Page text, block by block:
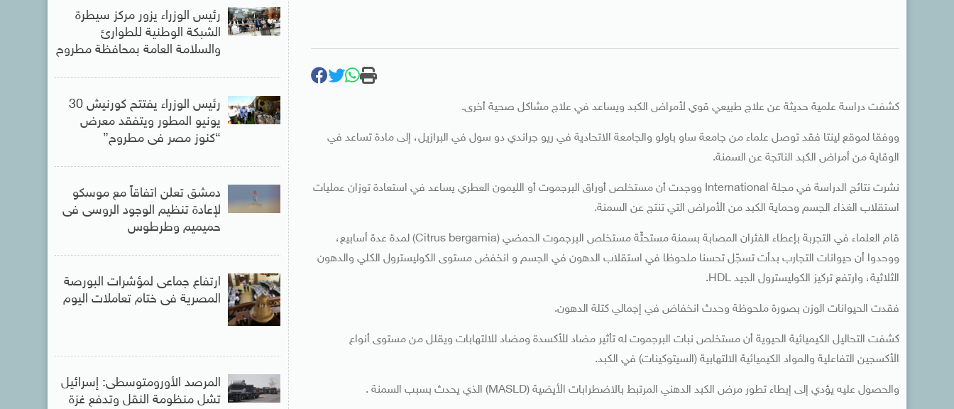
كشفت دراسة علمية حديثة عن علاج طبيعي قوي لأمراض الكبد ويساعد في علاج مشاكل صحية أخرى.
ووفقا لموقع لينتا فقد توصل علماء من جامعة ساو باولو والجامعة الاتحادية في ريو جراندي دو سول في البرازيل، إلى مادة تساعد في
الوقاية من أمراض الكبد الناتجة عن السمنة.
نشرت نتائج الدراسة في مجلة International ووجدت أن مستخلص أوراق البرجموت أو الليمون العطري يساعد في استعادة توزان عمليات
استقلاب الغذاء الجسم وحماية الكبد من الأمراض التي تنتج عن السمنة.
قام العلماء في التجربة بإعطاء الفئران المصابة بسمنة مستحثّة مستخلص البرجموت الحمضي (Citrus bergamia) لمدة عدة أسابيع،
ووحدوا أن حيوانات التجارب بدأت تسجّل تحسنا ملحوظا في استقلاب الدهون في الجسم و انخفض مستوى الكوليسترول الكلي والدهون
الثلاثية، وارتفع تركيز الكوليسترول الجيد HDL.
فقدت الحيوانات الوزن بصورة ملحوظة وحدث انخفاض في إجمالي كتلة الدهون.
كشفت التحاليل الكيميائية الحيوية أن مستخلص نبات البرجموت له تأثير مضاد للأكسدة ومضاد للالتهابات ويقلل من مستوى أنواع
الأكسجين التفاعلية والمواد الكيميائية الالتهابية (السيتوكينات) في الكبد.
والحصول عليه يؤدي إلى إبطاء تطور مرض الكبد الدهني المرتبط بالاضطرابات الأيضية (MASLD) الذي يحدث بسبب السمنة .
رئيس الوزراء يزور مركز سيطرة
الشبكة الوطنية للطوارئ
والسلامة العامة بمحافظة مطروح
رئيس الوزراء يفتتح كورنيش 30
يونيو المطور ويتفقد معرض
“كنوز مصر فى مطروح”
دمشق تعلن اتفاقاً مع موسكو
لإعادة تنظيم الوجود الروسى فى
حميميم وطرطوس
ارتفاع جماعى لمؤشرات البورصة
المصرية فى ختام تعاملات اليوم
المرصد الأورومتوسطى: إسرائيل
تشل منظومة النقل وتدفع غزة